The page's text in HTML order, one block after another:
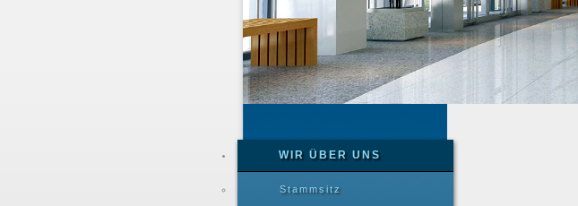
WIR ÜBER UNS
Stammsitz